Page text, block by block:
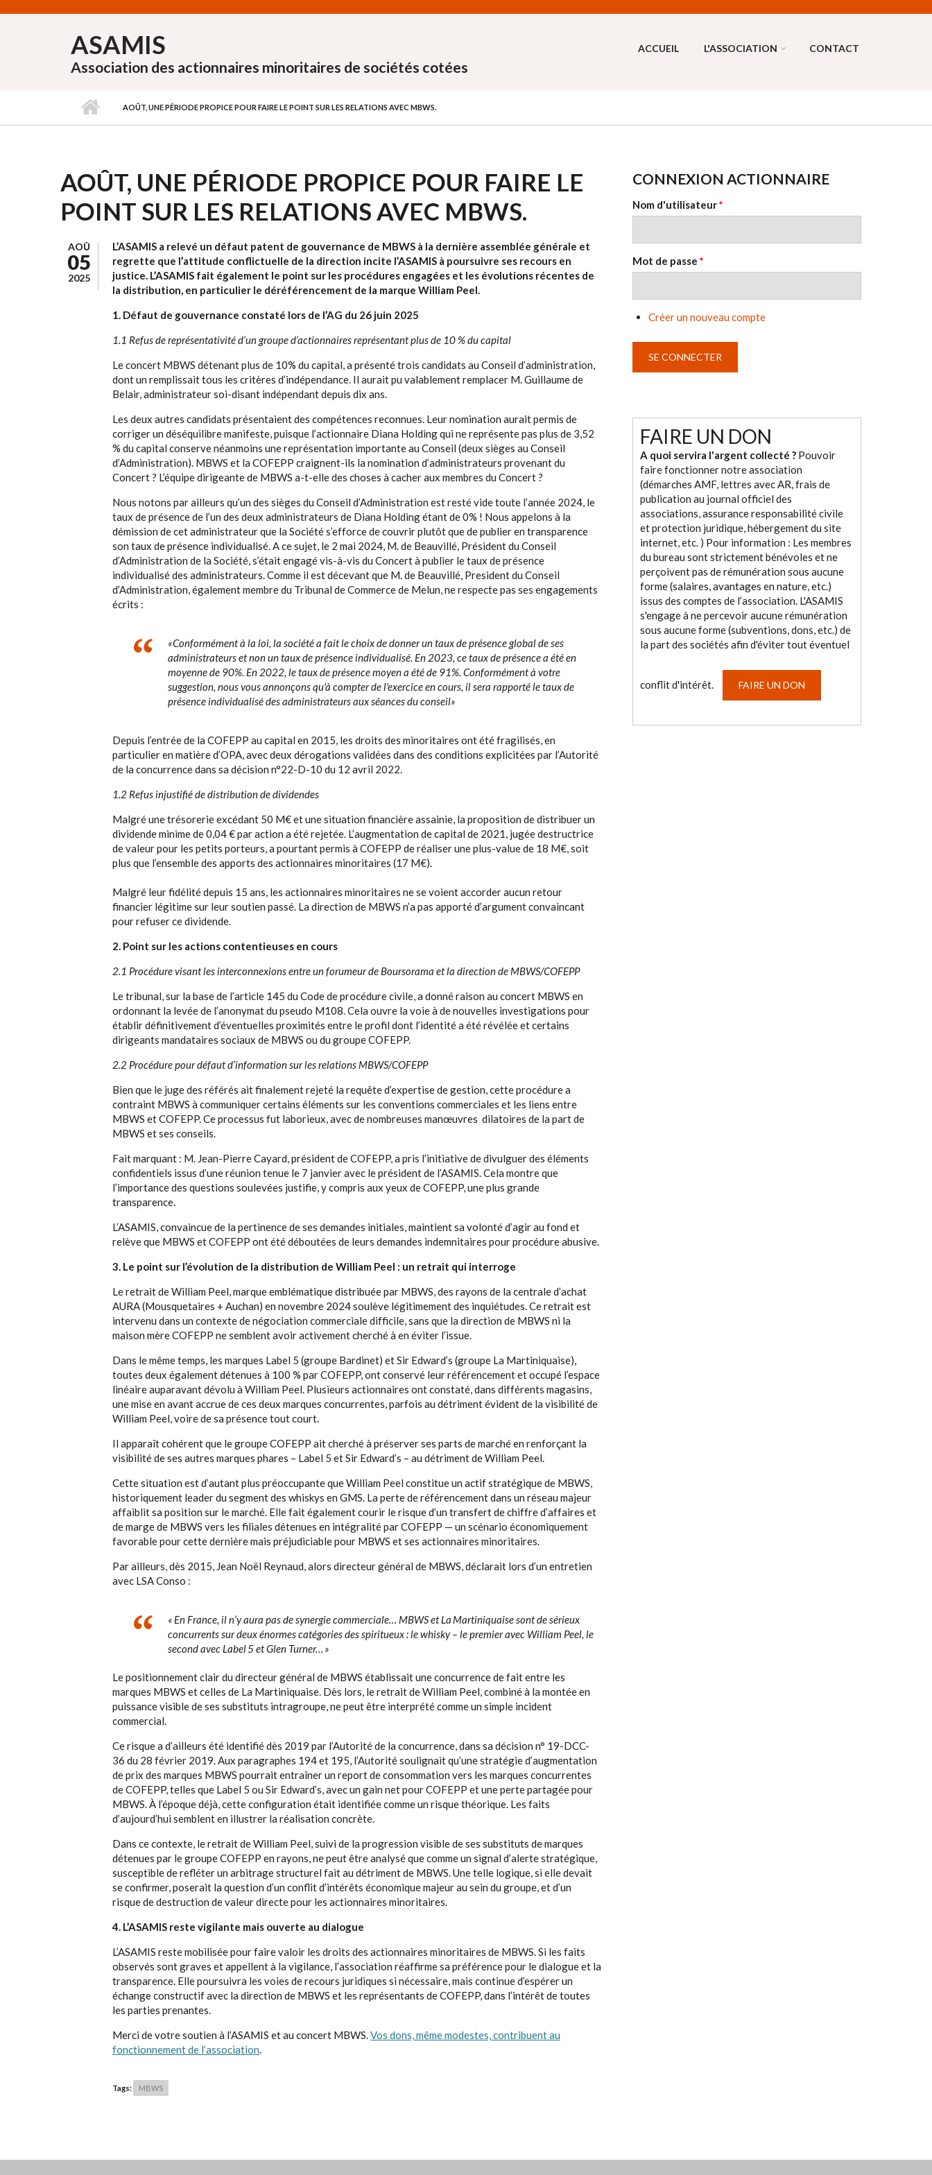
ASAMIS
Association des actionnaires minoritaires de sociétés cotées
ACCUEIL L'ASSOCIATION CONTACT
AOÛT, UNE PÉRIODE PROPICE POUR FAIRE LE POINT SUR LES RELATIONS AVEC MBWS.
AOÛT, UNE PÉRIODE PROPICE POUR FAIRE LE
POINT SUR LES RELATIONS AVEC MBWS.
AOÛ
05
2025
L’ASAMIS a relevé un défaut patent de gouvernance de MBWS à la dernière assemblée générale et
regrette que l’attitude conflictuelle de la direction incite l’ASAMIS à poursuivre ses recours en
justice. L’ASAMIS fait également le point sur les procédures engagées et les évolutions récentes de
la distribution, en particulier le déréférencement de la marque William Peel.
1. Défaut de gouvernance constaté lors de l’AG du 26 juin 2025
1.1 Refus de représentativité d’un groupe d’actionnaires représentant plus de 10 % du capital
Le concert MBWS détenant plus de 10% du capital, a présenté trois candidats au Conseil d’administration,
dont un remplissait tous les critères d’indépendance. Il aurait pu valablement remplacer M. Guillaume de
Belair, administrateur soi-disant indépendant depuis dix ans.
Les deux autres candidats présentaient des compétences reconnues. Leur nomination aurait permis de
corriger un déséquilibre manifeste, puisque l’actionnaire Diana Holding qui ne représente pas plus de 3,52
% du capital conserve néanmoins une représentation importante au Conseil (deux sièges au Conseil
d’Administration). MBWS et la COFEPP craignent-ils la nomination d’administrateurs provenant du
Concert ? L’équipe dirigeante de MBWS a-t-elle des choses à cacher aux membres du Concert ?
Nous notons par ailleurs qu’un des sièges du Conseil d’Administration est resté vide toute l’année 2024, le
taux de présence de l’un des deux administrateurs de Diana Holding étant de 0% ! Nous appelons à la
démission de cet administrateur que la Société s’efforce de couvrir plutôt que de publier en transparence
son taux de présence individualisé. A ce sujet, le 2 mai 2024, M. de Beauvillé, Président du Conseil
d’Administration de la Société, s’était engagé vis-à-vis du Concert à publier le taux de présence
individualisé des administrateurs. Comme il est décevant que M. de Beauvillé, President du Conseil
d’Administration, également membre du Tribunal de Commerce de Melun, ne respecte pas ses engagements
écrits :
«Conformément à la loi, la société a fait le choix de donner un taux de présence global de ses
administrateurs et non un taux de présence individualisé. En 2023, ce taux de présence a été en
moyenne de 90%. En 2022, le taux de présence moyen a été de 91%. Conformément à votre
suggestion, nous vous annonçons qu'à compter de l'exercice en cours, il sera rapporté le taux de
présence individualisé des administrateurs aux séances du conseil»
Depuis l’entrée de la COFEPP au capital en 2015, les droits des minoritaires ont été fragilisés, en
particulier en matière d’OPA, avec deux dérogations validées dans des conditions explicitées par l’Autorité
de la concurrence dans sa décision n°22-D-10 du 12 avril 2022.
1.2 Refus injustifié de distribution de dividendes
Malgré une trésorerie excédant 50 M€ et une situation financière assainie, la proposition de distribuer un
dividende minime de 0,04 € par action a été rejetée. L’augmentation de capital de 2021, jugée destructrice
de valeur pour les petits porteurs, a pourtant permis à COFEPP de réaliser une plus-value de 18 M€, soit
plus que l’ensemble des apports des actionnaires minoritaires (17 M€).
Malgré leur fidélité depuis 15 ans, les actionnaires minoritaires ne se voient accorder aucun retour
financier légitime sur leur soutien passé. La direction de MBWS n’a pas apporté d’argument convaincant
pour refuser ce dividende.
2. Point sur les actions contentieuses en cours
2.1 Procédure visant les interconnexions entre un forumeur de Boursorama et la direction de MBWS/COFEPP
Le tribunal, sur la base de l’article 145 du Code de procédure civile, a donné raison au concert MBWS en
ordonnant la levée de l’anonymat du pseudo M108. Cela ouvre la voie à de nouvelles investigations pour
établir définitivement d’éventuelles proximités entre le profil dont l’identité a été révélée et certains
dirigeants mandataires sociaux de MBWS ou du groupe COFEPP.
2.2 Procédure pour défaut d’information sur les relations MBWS/COFEPP
Bien que le juge des référés ait finalement rejeté la requête d’expertise de gestion, cette procédure a
contraint MBWS à communiquer certains éléments sur les conventions commerciales et les liens entre
MBWS et COFEPP. Ce processus fut laborieux, avec de nombreuses manœuvres dilatoires de la part de
MBWS et ses conseils.
Fait marquant : M. Jean-Pierre Cayard, président de COFEPP, a pris l’initiative de divulguer des éléments
confidentiels issus d’une réunion tenue le 7 janvier avec le président de l’ASAMIS. Cela montre que
l’importance des questions soulevées justifie, y compris aux yeux de COFEPP, une plus grande
transparence.
L’ASAMIS, convaincue de la pertinence de ses demandes initiales, maintient sa volonté d’agir au fond et
relève que MBWS et COFEPP ont été déboutées de leurs demandes indemnitaires pour procédure abusive.
3. Le point sur l’évolution de la distribution de William Peel : un retrait qui interroge
Le retrait de William Peel, marque emblématique distribuée par MBWS, des rayons de la centrale d’achat
AURA (Mousquetaires + Auchan) en novembre 2024 soulève légitimement des inquiétudes. Ce retrait est
intervenu dans un contexte de négociation commerciale difficile, sans que la direction de MBWS ni la
maison mère COFEPP ne semblent avoir activement cherché à en éviter l’issue.
Dans le même temps, les marques Label 5 (groupe Bardinet) et Sir Edward’s (groupe La Martiniquaise),
toutes deux également détenues à 100 % par COFEPP, ont conservé leur référencement et occupé l’espace
linéaire auparavant dévolu à William Peel. Plusieurs actionnaires ont constaté, dans différents magasins,
une mise en avant accrue de ces deux marques concurrentes, parfois au détriment évident de la visibilité de
William Peel, voire de sa présence tout court.
Il apparaît cohérent que le groupe COFEPP ait cherché à préserver ses parts de marché en renforçant la
visibilité de ses autres marques phares – Label 5 et Sir Edward’s – au détriment de William Peel.
Cette situation est d’autant plus préoccupante que William Peel constitue un actif stratégique de MBWS,
historiquement leader du segment des whiskys en GMS. La perte de référencement dans un réseau majeur
affaiblit sa position sur le marché. Elle fait également courir le risque d’un transfert de chiffre d’affaires et
de marge de MBWS vers les filiales détenues en intégralité par COFEPP — un scénario économiquement
favorable pour cette dernière mais préjudiciable pour MBWS et ses actionnaires minoritaires.
Par ailleurs, dès 2015, Jean Noël Reynaud, alors directeur général de MBWS, déclarait lors d’un entretien
avec LSA Conso :
« En France, il n’y aura pas de synergie commerciale… MBWS et La Martiniquaise sont de sérieux
concurrents sur deux énormes catégories des spiritueux : le whisky – le premier avec William Peel, le
second avec Label 5 et Glen Turner… »
Le positionnement clair du directeur général de MBWS établissait une concurrence de fait entre les
marques MBWS et celles de La Martiniquaise. Dès lors, le retrait de William Peel, combiné à la montée en
puissance visible de ses substituts intragroupe, ne peut être interprété comme un simple incident
commercial.
Ce risque a d’ailleurs été identifié dès 2019 par l’Autorité de la concurrence, dans sa décision n° 19-DCC-
36 du 28 février 2019. Aux paragraphes 194 et 195, l’Autorité soulignait qu’une stratégie d’augmentation
de prix des marques MBWS pourrait entraîner un report de consommation vers les marques concurrentes
de COFEPP, telles que Label 5 ou Sir Edward’s, avec un gain net pour COFEPP et une perte partagée pour
MBWS. À l’époque déjà, cette configuration était identifiée comme un risque théorique. Les faits
d’aujourd’hui semblent en illustrer la réalisation concrète.
Dans ce contexte, le retrait de William Peel, suivi de la progression visible de ses substituts de marques
détenues par le groupe COFEPP en rayons, ne peut être analysé que comme un signal d’alerte stratégique,
susceptible de refléter un arbitrage structurel fait au détriment de MBWS. Une telle logique, si elle devait
se confirmer, poserait la question d’un conflit d’intérêts économique majeur au sein du groupe, et d’un
risque de destruction de valeur directe pour les actionnaires minoritaires.
4. L’ASAMIS reste vigilante mais ouverte au dialogue
L’ASAMIS reste mobilisée pour faire valoir les droits des actionnaires minoritaires de MBWS. Si les faits
observés sont graves et appellent à la vigilance, l’association réaffirme sa préférence pour le dialogue et la
transparence. Elle poursuivra les voies de recours juridiques si nécessaire, mais continue d’espérer un
échange constructif avec la direction de MBWS et les représentants de COFEPP, dans l’intérêt de toutes
les parties prenantes.
Merci de votre soutien à l’ASAMIS et au concert MBWS.Vos dons, même modestes, contribuent au
fonctionnement de l’association.
Tags: MBWS
CONNEXION ACTIONNAIRE
Nom d'utilisateur*
Mot de passe *
Créer un nouveau compte
FAIRE UN DON
A quoi servira l'argent collecté ? Pouvoir
faire fonctionner notre association
(démarches AMF, lettres avec AR, frais de
publication au journal officiel des
associations, assurance responsabilité civile
et protection juridique, hébergement du site
internet, etc. ) Pour information : Les membres
du bureau sont strictement bénévoles et ne
perçoivent pas de rémunération sous aucune
forme (salaires, avantages en nature, etc.)
issus des comptes de l’association. L'ASAMIS
s'engage à ne percevoir aucune rémunération
sous aucune forme (subventions, dons, etc.) de
la part des sociétés afin d'éviter tout éventuel
conflit d'intérêt. FAIRE UN DON